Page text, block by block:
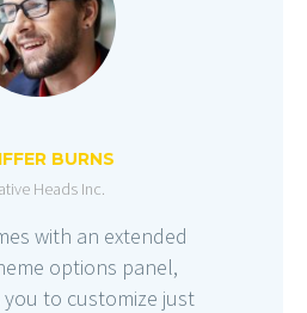
BURNS
Heads Inc.
with an extended
options panel,
to customize just